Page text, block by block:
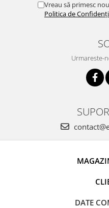
Vreau să primesc
Politica de
Urmareste-
DATE